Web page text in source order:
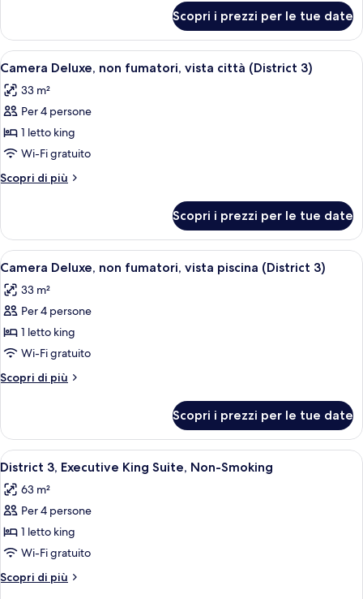
king,
fumatori
(District
3)
Deluxe,
letto
fumatori
(District
Scopri i prezzi per le tue date
Apri
tutte
le
foto
per
Camera
Deluxe,
non
vista
città
(District
3)
Una camera d'albergo moderna con
7
Camera Deluxe, non fumatori, vista città (District 3)
33 m²
Per 4 persone
1 letto king
Wi-Fi gratuito
Scopri di più
Altri
Deluxe,
non
fumatori,
città
(District
Scopri i prezzi per le tue date
Apri
tutte
le
foto
per
Camera
Deluxe,
non
vista
piscina
(District
3)
Una camera d'albergo moderna con
6
Camera Deluxe, non fumatori, vista piscina (District 3)
33 m²
Per 4 persone
1 letto king
Wi-Fi gratuito
Scopri di più
Altri
Deluxe,
non
fumatori,
piscina
(District
Scopri i prezzi per le tue date
Apri
tutte
le
foto
per
District
3,
Executive
Una camera d'albergo con un letto
6
District 3, Executive King Suite, Non-Smoking
63 m²
Per 4 persone
1 letto king
Wi-Fi gratuito
Scopri di più
Altri